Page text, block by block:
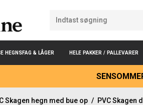
HEGNSFAG & LÅGER HELE PAKKER / PALLEVARER
Skagen hegn med bue op / PVC Skagen